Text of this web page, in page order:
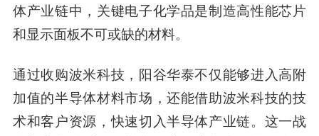
体产业链中，关键电子化学品是制造高性能芯片
和显示面板不可或缺的材料。
通过收购波米科技，阳谷华泰不仅能够进入高附
加值的半导体材料市场，还能借助波米科技的技
术和客户资源，快速切入半导体产业链。这一战